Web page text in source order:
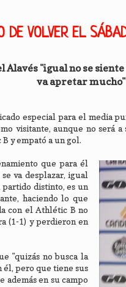
DE VOLVER EL
"igual no se
va apretar mucho"
especial para el media
visitante, aunque no será
y empató a un gol.
que para él
va desplazar, igual
distinto, es un
haciendo lo que
con el Athlétic B no
(1-1) y perdieron en
"quizás no busca la
él, pero que tiene sus
además en su campo